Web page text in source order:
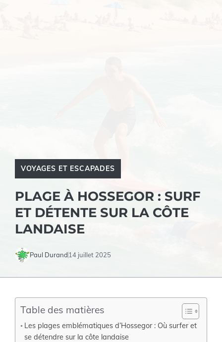
VOYAGES ET ESCAPADES
PLAGE À HOSSEGOR : SURF
ET DÉTENTE SUR LA CÔTE
LANDAISE
Paul Durand 14 juillet 2025
Table des matières
Les plages emblématiques d’Hossegor : Où surfer et
se détendre sur la côte landaise